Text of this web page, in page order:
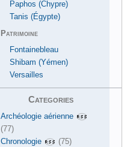
Paphos (Chypre)
Tanis (Égypte)
Patrimoine
Fontainebleau
Shibam (Yémen)
Versailles
Categories
Archéologie aérienne
(77)
Chronologie
(75)